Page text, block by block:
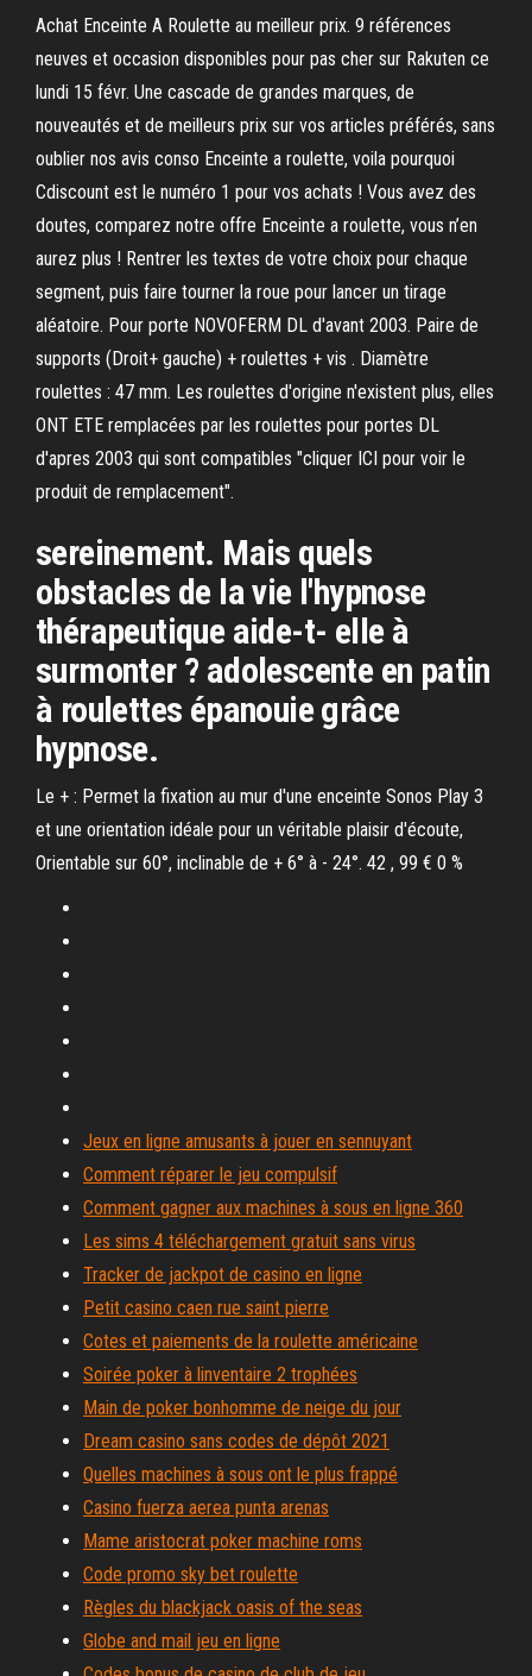
Achat Enceinte A Roulette au meilleur prix. 9 références
neuves et occasion disponibles pour pas cher sur Rakuten ce
lundi 15 févr. Une cascade de grandes marques, de
nouveautés et de meilleurs prix sur vos articles préférés, sans
oublier nos avis conso Enceinte a roulette, voila pourquoi
Cdiscount est le numéro 1 pour vos achats ! Vous avez des
doutes, comparez notre offre Enceinte a roulette, vous n’en
aurez plus ! Rentrer les textes de votre choix pour chaque
segment, puis faire tourner la roue pour lancer un tirage
aléatoire. Pour porte NOVOFERM DL d'avant 2003. Paire de
supports (Droit+ gauche) + roulettes + vis . Diamètre
roulettes : 47 mm. Les roulettes d'origine n'existent plus, elles
ONT ETE remplacées par les roulettes pour portes DL
d'apres 2003 qui sont compatibles "cliquer ICI pour voir le
produit de remplacement".
sereinement. Mais quels
obstacles de la vie l'hypnose
thérapeutique aide-t- elle à
surmonter ? adolescente en patin
à roulettes épanouie grâce
hypnose.
Le + : Permet la fixation au mur d'une enceinte Sonos Play 3
et une orientation idéale pour un véritable plaisir d'écoute,
Orientable sur 60°, inclinable de + 6° à - 24°. 42 , 99 € 0 %
Jeux en ligne amusants à jouer en sennuyant
Comment réparer le jeu compulsif
Comment gagner aux machines à sous en ligne 360
Les sims 4 téléchargement gratuit sans virus
Tracker de jackpot de casino en ligne
Petit casino caen rue saint pierre
Cotes et paiements de la roulette américaine
Soirée poker à linventaire 2 trophées
Main de poker bonhomme de neige du jour
Dream casino sans codes de dépôt 2021
Quelles machines à sous ont le plus frappé
Casino fuerza aerea punta arenas
Mame aristocrat poker machine roms
Code promo sky bet roulette
Règles du blackjack oasis of the seas
Globe and mail jeu en ligne